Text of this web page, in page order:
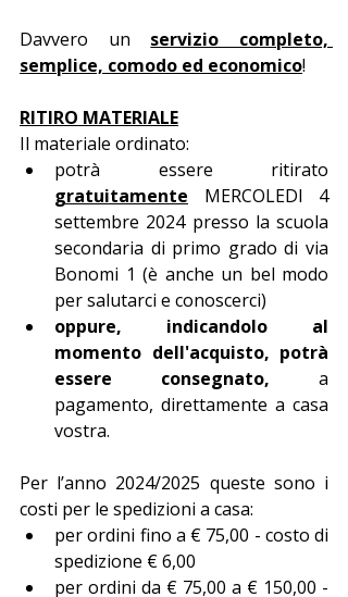
Davvero un servizio completo,
semplice, comodo ed economico!
RITIRO MATERIALE
Il materiale ordinato:
gratuitamente MERCOLEDI 4
settembre 2024 presso la scuola
secondaria di primo grado di via
Bonomi 1 (è anche un bel modo
per salutarci e conoscerci)
oppure, indicandolo al
momento dell'acquisto, potrà
essere consegnato, a
pagamento, direttamente a casa
vostra.
Per l’anno 2024/2025 queste sono i
costi per le spedizioni a casa:
per ordini fino a € 75,00 - costo di
spedizione € 6,00
per ordini da € 75,00 a € 150,00 -